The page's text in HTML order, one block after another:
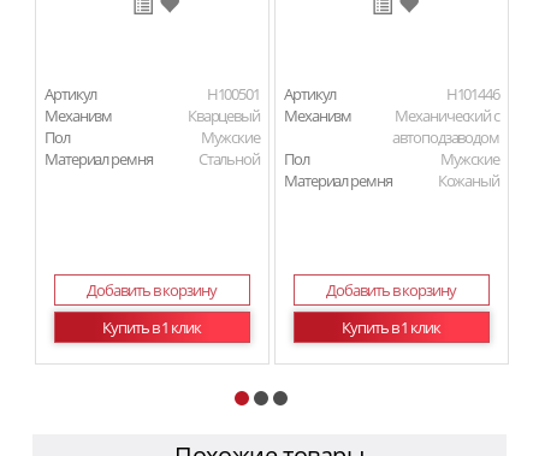
Артикул
H100501
Механизм
Кварцевый
Пол
Мужские
Материал ремня
Стальной
Добавить в корзину
Купить в 1 клик
Артикул
H101446
Механизм
Механический с
автоподзаводом
Пол
Мужские
Материал ремня
Кожаный
Добавить в корзину
Купить в 1 клик